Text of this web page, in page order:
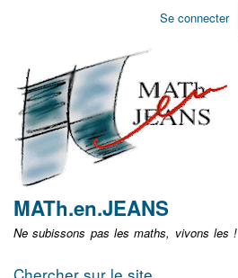
Aller
non
identifié
Se connecter
MATh.en.JEANS
Ne subissons pas les maths, vivons les !